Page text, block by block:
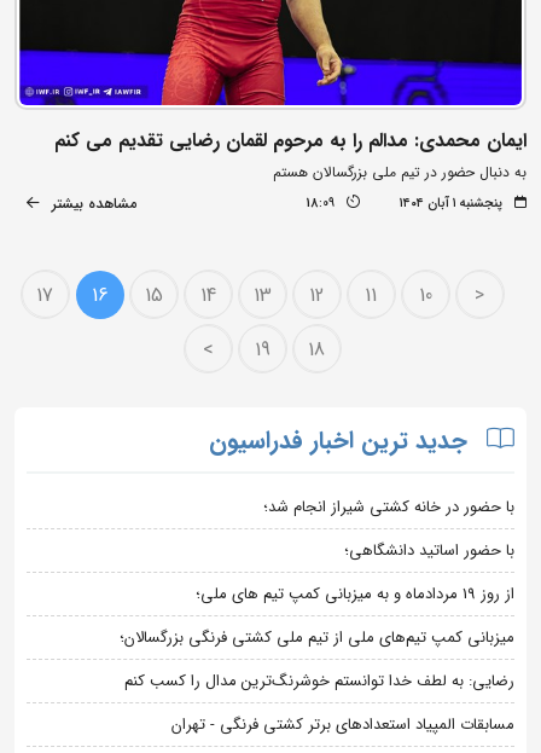
ایمان محمدی: مدالم را به مرحوم لقمان رضایی تقدیم می کنم
به دنبال حضور در تیم ملی بزرگسالان هستم
پنجشنبه ۱ آبان ۱۴۰۴ 18:09 مشاهده بیشتر
<
10
11
12
13
14
15
16
17
18
19
>
جدید ترین اخبار فدراسیون
با حضور در خانه کشتی شیراز انجام شد؛
با حضور اساتید دانشگاهی؛
از روز 19 مردادماه و به میزبانی کمپ تیم های ملی؛
میزبانی کمپ تیم‌های ملی از تیم ملی کشتی فرنگی بزرگسالان؛
رضایی: به لطف خدا توانستم خوشرنگ‌ترین مدال را کسب کنم
مسابقات المپیاد استعدادهای برتر کشتی فرنگی - تهران